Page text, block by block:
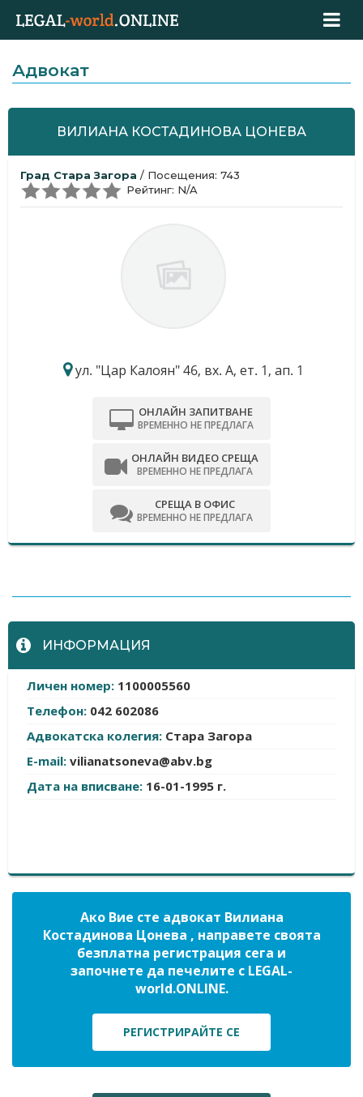
Адвокат
ВИЛИАНА КОСТАДИНОВА ЦОНЕВА
Град Стара Загора / Посещения: 743
Рейтинг: N/A
ул. "Цар Калоян" 46, вх. А, ет. 1, ап. 1
ОНЛАЙН ЗАПИТВАНЕ
ВРЕМЕННО НЕ ПРЕДЛАГА
ОНЛАЙН ВИДЕО СРЕЩА
ВРЕМЕННО НЕ ПРЕДЛАГА
СРЕЩА В ОФИС
ВРЕМЕННО НЕ ПРЕДЛАГА
ИНФОРМАЦИЯ
Личен номер: 1100005560
Телефон: 042 602086
Адвокатска колегия: Стара Загора
E-mail: vilianatsoneva@abv.bg
Дата на вписване: 16-01-1995 г.
Ако Вие сте адвокат Вилиана
Костадинова Цонева , направете своята
безплатна регистрация сега и
започнете да печелите с LEGAL-
world.ONLINE.
РЕГИСТРИРАЙТЕ СЕ